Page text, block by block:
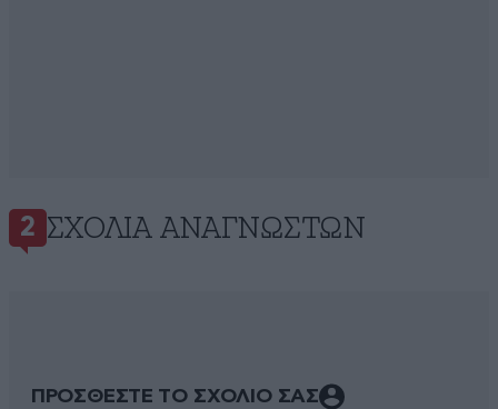
2 ΣΧΌΛΙΑ ΑΝΑΓΝΩΣΤΏΝ
ΠΡΟΣΘΕΣΤΕ ΤΟ ΣΧΟΛΙΟ ΣΑΣ